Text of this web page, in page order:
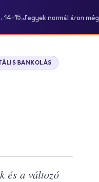
14-15.Jegyek normál áron még
BANKOLÁS
és a változó